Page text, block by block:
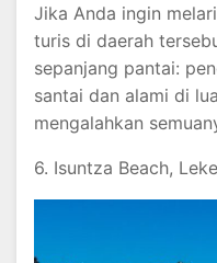
Jika Anda ingin
turis di daerah
sepanjang pantai:
santai dan alami di
mengalahkan
6. Isuntza Beach,